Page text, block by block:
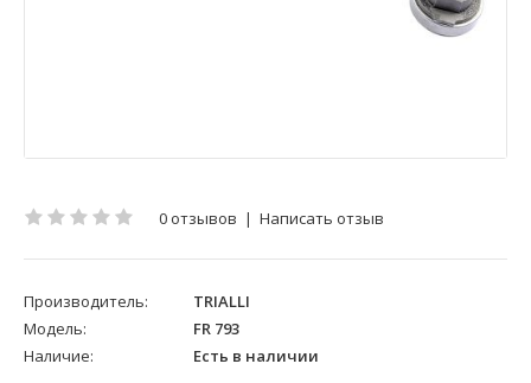
0 отзывов | Написать отзыв
Производитель:
TRIALLI
Модель:
FR 793
Наличие:
Есть в наличии